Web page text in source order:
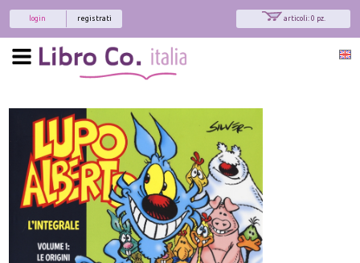
articoli: 0 pz.
registrati
login